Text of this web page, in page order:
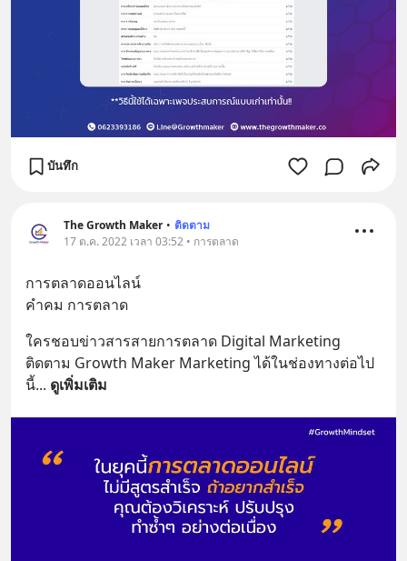
บันทึก
The Growth Maker • ติดตาม
17 ต.ค. 2022 เวลา 03:52 • การตลาด
การตลาดออนไลน์
คำคม การตลาด
ใครชอบข่าวสารสายการตลาด Digital Marketing
ติดตาม Growth Maker Marketing ได้ในช่องทางต่อไป
นี้... ดูเพิ่มเติม